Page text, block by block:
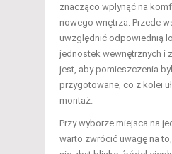
znacząco wpłynąć na
nowego wnętrza. Przede
uwzględnić odpowiednią
jednostek wewnętrznych i
jest, aby pomieszczenia
przygotowane, co z kolei
montaż.
Przy wyborze miejsca na
warto zwrócić uwagę na